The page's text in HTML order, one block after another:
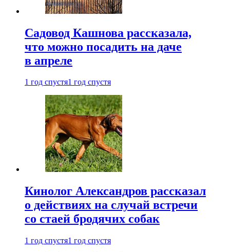
Садовод Кашнова рассказала,
что можно посадить на даче
в апреле
1 год спустя1 год спустя
Кинолог Александров рассказал
о действиях на случай встречи
со стаей бродячих собак
1 год спустя1 год спустя